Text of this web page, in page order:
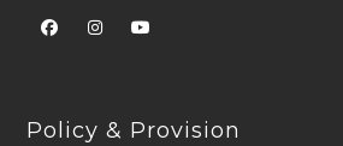
Policy & Provision